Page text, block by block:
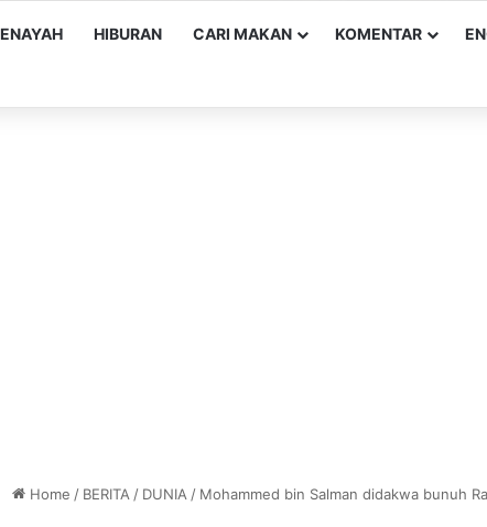
HIBURAN CARI MAKAN KOMENTAR
Home / BERITA / DUNIA / Mohammed bin Salman didakwa bunuh